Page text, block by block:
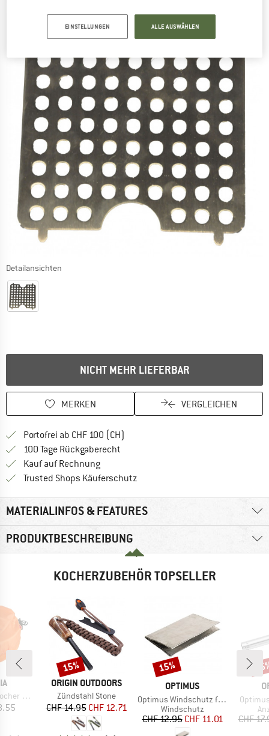
Detailansichten
NICHT MEHR LIEFERBAR
MERKEN VERGLEICHEN
Portofrei ab CHF 100 (CH)
100 Tage Rückgaberecht
Kauf auf RechnungFinde die Zahlungs-Infos hier! Öffnet
Trusted Shops Käuferschutz
MATERIALINFOS & FEATURES
PRODUKTBESCHREIBUNG
KOCHERZUBEHÖR TOPSELLER
MARKE
ORIGIN OUTDOORS
Artikel
Zündstahl Stone
Preis
CHF 14.95reduzierter Preis
CHF 12.71
Rabatt
15%
MARKE
OPTIMUS
Artikel
Optimus Windschutz für Nova & Nova+
Produktgruppe
Windschutz
Preis
CHF 12.95reduzierter Preis
CHF 11.01
Rabatt
15%
Artikel
CHF
EINSTELLUNGEN ALLE AUSWÄHLEN